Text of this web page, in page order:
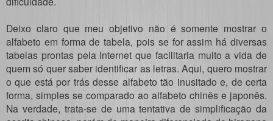
Deixo claro que meu objetivo não é somente mostrar o
alfabeto em forma de tabela, pois se for assim há diversas
tabelas prontas pela Internet que facilitaria muito a vida de
quem só quer saber identificar as letras. Aqui, quero mostrar
o que está por trás desse alfabeto tão inusitado e, de certa
forma, simples se comparado ao alfabeto chinês e japonês.
Na verdade, trata-se de uma tentativa de simplificação da